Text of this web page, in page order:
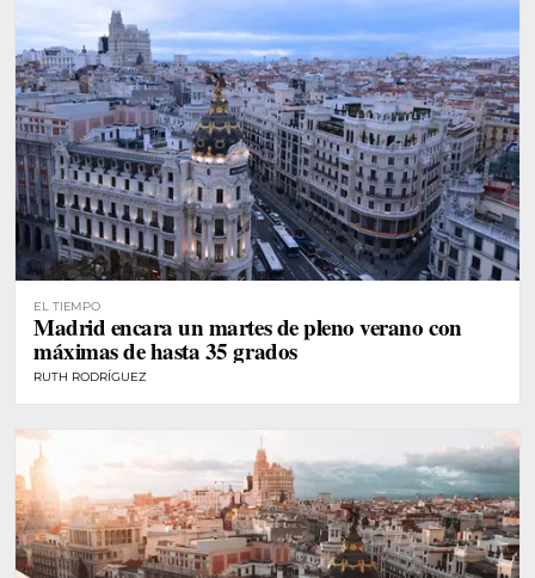
EL TIEMPO
Madrid encara un martes de pleno verano con
máximas de hasta 35 grados
RUTH RODRÍGUEZ